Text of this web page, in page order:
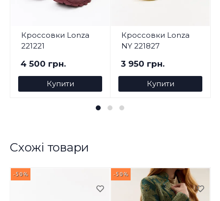
Кроссовки Lonza
221221
4 500 грн.
Купити
Кроссовки Lonza
NY 221827
3 950 грн.
Купити
Схожі товари
-50% -50%